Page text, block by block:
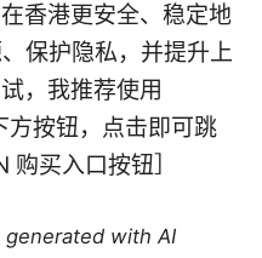
香港更安全、稳定地
保护隐私，并提升上
，我推荐使用
按钮，点击即可跳
买入口按钮］
with AI